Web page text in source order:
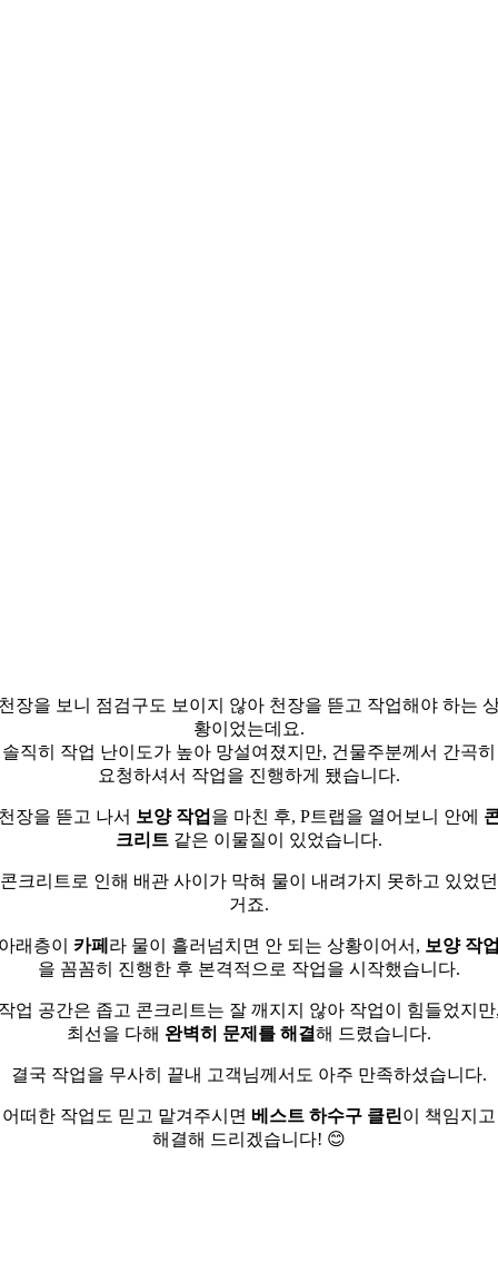
장을 보니 점검구도 보이지 않아 천장을 뜯고 작업해야 하는
황이었는데요.
솔직히 작업 난이도가 높아 망설여졌지만, 건물주분께서 간곡히
요청하셔서 작업을 진행하게 됐습니다.
장을 뜯고 나서 보양 작업 을 마친 후, P트랩을 열어보니 안에
크리트 같은 이물질이 있었습니다.
콘크리트로 인해 배관 사이가 막혀 물이 내려가지 못하고 있었던
거죠.
래층이 카페 라 물이 흘러넘치면 안 되는 상황이어서, 보양 작
을 꼼꼼히 진행한 후 본격적으로 작업을 시작했습니다.
업 공간은 좁고 콘크리트는 잘 깨지지 않아 작업이 힘들었지
최선을 다해 완벽히 문제를 해결해 드렸습니다.
결국 작업을 무사히 끝내 고객님께서도 아주 만족하셨습니다.
어떠한 작업도 믿고 맡겨주시면 베스트 하수구 클린이 책임지고
해결해 드리겠습니다! 😊